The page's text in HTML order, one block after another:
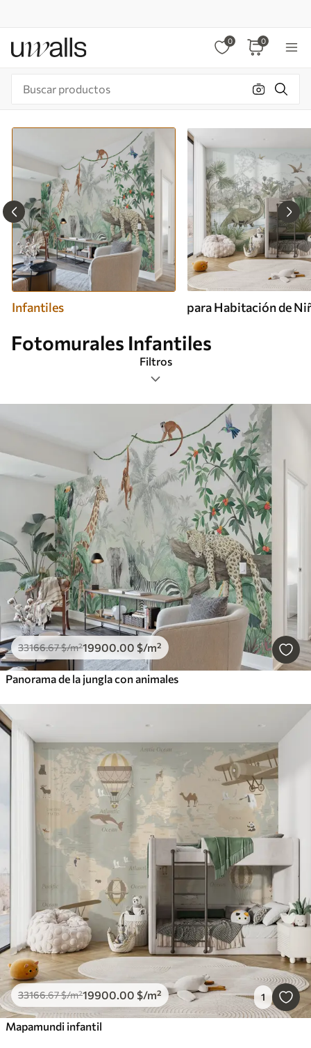
0 0
Infantiles para Habitación de
Fotomurales Infantiles
Filtros
Etiquetas
Formato de imagen
Paleta de colores
Inteligente
Borrar todos los filtros
33166.67$/m²19900.00 $/m²
Panorama de la jungla con animales
33166.67$/m²19900.00 $/m² 1
Mapamundi infantil